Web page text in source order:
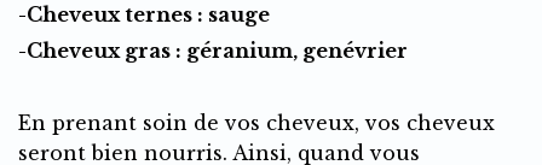
-Cheveux ternes : sauge
-Cheveux gras : géranium, genévrier
En prenant soin de vos cheveux, vos cheveux
seront bien nourris. Ainsi, quand vous